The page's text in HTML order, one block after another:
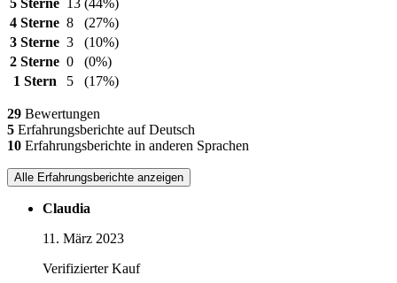
4 Sterne 8
(27%)
3 Sterne 3
(10%)
2 Sterne 0
(0%)
1 Stern
5 (17%)
29 Bewertungen
5 Erfahrungsberichte auf Deutsch
10 Erfahrungsberichte in anderen Sprachen
Alle Erfahrungsberichte anzeigen
Claudia
11. März 2023
Verifizierter Kauf